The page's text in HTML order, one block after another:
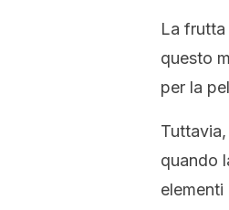
La
questo
per la
Tuttavia,
quando
elementi